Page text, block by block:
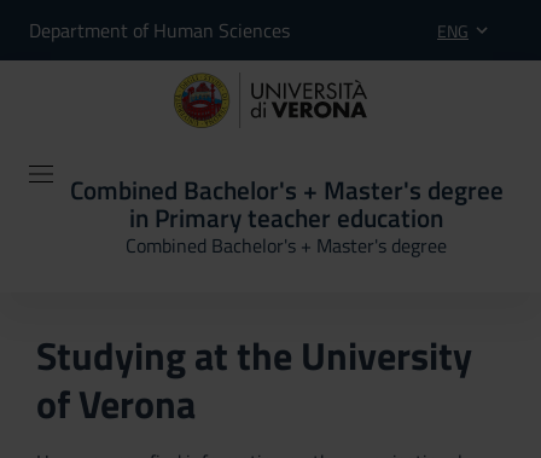
Department of Human Sciences ENG
Combined Bachelor's + Master's degree
in Primary teacher education
Combined Bachelor's + Master's degree
Studying at the University
of Verona